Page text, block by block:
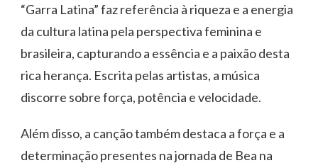
“Garra Latina” faz referência à riqueza e a energia
da cultura latina pela perspectiva feminina e
brasileira, capturando a essência e a paixão desta
rica herança. Escrita pelas artistas, a música
discorre sobre força, potência e velocidade.
Além disso, a canção também destaca a força e a
determinação presentes na jornada de Bea na